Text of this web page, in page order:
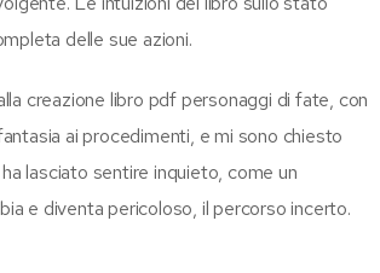
delle sue azioni.
creazione libro pdf personaggi di fate, con
ai procedimenti, e mi sono chiesto
lasciato sentire inquieto, come un
e diventa pericoloso, il percorso incerto.